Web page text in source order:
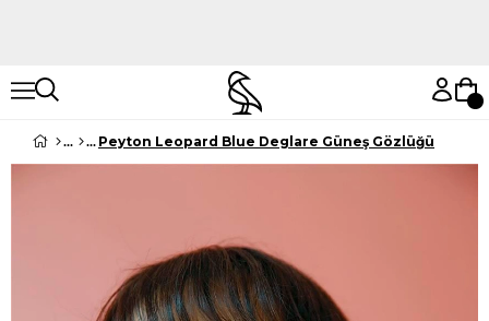
Peyton Leopard Blue Deglare Güneş Gözlüğü